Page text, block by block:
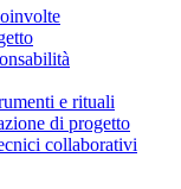
e rituali
di progetto
collaborativi